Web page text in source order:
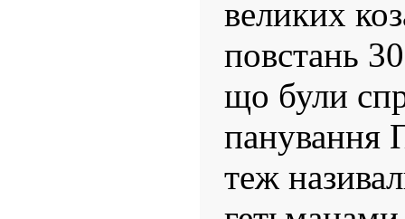
великих
повстань
що були
панування
теж